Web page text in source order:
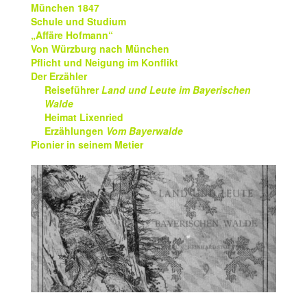
München 1847
Schule und Studium
„Affäre Hofmann“
Von Würzburg nach München
Pflicht und Neigung im Konflikt
Der Erzähler
ReiseführerLand und Leute im Bayerischen
Walde
Heimat Lixenried
Erzählungen Vom Bayerwalde
Pionier in seinem Metier